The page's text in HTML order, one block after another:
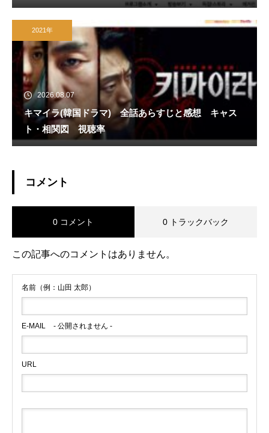
2021年
2026.08.07
キマイラ(韓国ドラマ) 全話あらすじと感想 キャス
ト・相関図 視聴率
コメント
0 コメント 0 トラックバック
この記事へのコメントはありません。
名前（例：山田 太郎）
E-MAIL - 公開されません -
URL